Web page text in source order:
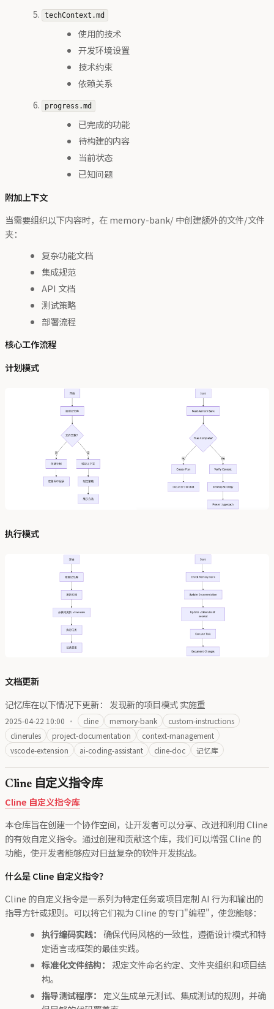
techContext.md
使用的技术
开发环境设置
技术约束
依赖关系
progress.md
已完成的功能
待构建的内容
当前状态
已知问题
附加上下文
当需要组织以下内容时，在 memory-bank/ 中创建额外的文件/文件
夹：
复杂功能文档
集成规范
API 文档
测试策略
部署流程
核心工作流程
计划模式
执行模式
文档更新
记忆库在以下情况下更新： 发现新的项目模式 实施重
2025-04-22 10:00 · cline memory-bank
custom-instructions
clinerules
project-documentation
context-management
vscode-extension
ai-coding-assistant cline-doc 记忆库
Cline 自定义指令库
Cline 自定义指令库
本仓库旨在创建一个协作空间，让开发者可以分享、改进和利用 Cline
的有效自定义指令。通过创建和贡献这个库，我们可以增强 Cline 的
功能，使开发者能够应对日益复杂的软件开发挑战。
什么是 Cline 自定义指令？
Cline 的自定义指令是一系列为特定任务或项目定制 AI 行为和输出的
指导方针或规则。可以将它们视为 Cline 的专门"编程"，使您能够：
执行编码实践：
确保代码风格的一致性，遵循设计模式和特
定语言或框架的最佳实践。
标准化文件结构： 规定文件命名约定、文件夹组织和项目结
构。
指导测试程序：
定义生成单元测试、集成测试的规则，并确